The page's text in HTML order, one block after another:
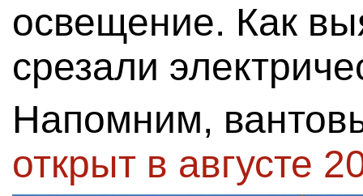
освещение. Как
срезали
Напомним,
открыт в августе